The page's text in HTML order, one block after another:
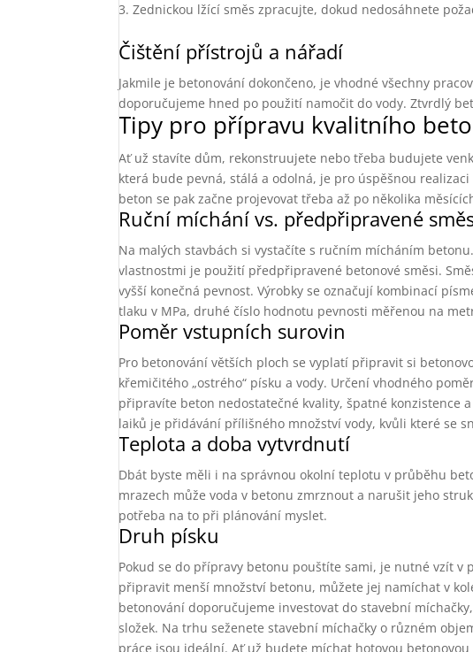
Zednickou lžící směs zpracujte, dokud nedosáhnete
Čištění přístrojů a nářadí
Jakmile je betonování dokončeno, je vhodné všechny
doporučujeme hned po použití namočit do vody. Ztvrdlý
Tipy pro přípravu kvalitního
Ať už stavíte dům, rekonstruujete nebo třeba budujete
která bude pevná, stálá a odolná, je pro úspěšnou
beton se pak začne projevovat třeba až po několika
Ruční míchání vs. předpřipravené
Na malých stavbách si vystačíte s ručním mícháním
vlastnostmi je použití předpřipravené betonové směsi.
vyšší konečná pevnost. Výrobky se označují kombinací
tlaku v MPa, druhé číslo hodnotu pevnosti měřenou na
Poměr vstupních surovin
Pro betonování větších ploch se vyplatí připravit si
křemičitého „ostrého“ písku a vody. Určení vhodného
připravíte beton nedostatečné kvality, špatné konzistence
laiků je přidávání přílišného množství vody, kvůli které se
Teplota a doba vytvrdnutí
Dbát byste měli i na správnou okolní teplotu v průběhu
mrazech může voda v betonu zmrznout a narušit jeho
potřeba na to při plánování myslet.
Druh písku
Pokud se do přípravy betonu pouštíte sami, je nutné vzít
připravit menší množství betonu, můžete jej namíchat v
betonování doporučujeme investovat do stavební
složek. Na trhu seženete stavební míchačky o různém
práce jsou ideální. Ať už budete míchat hotovou